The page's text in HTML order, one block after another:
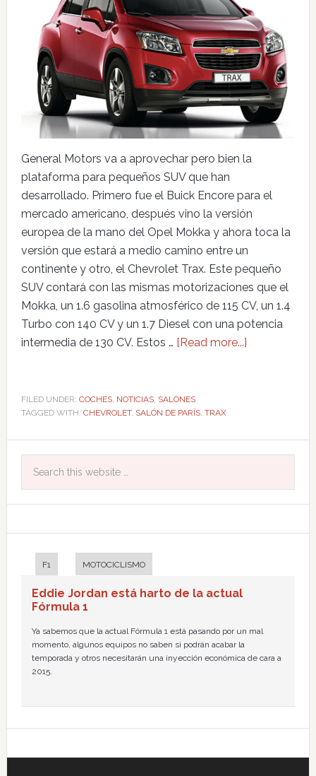
General Motors va a aprovechar pero bien la
plataforma para pequeños SUV que han
desarrollado. Primero fue el Buick Encore para el
mercado americano, después vino la versión
europea de la mano del Opel Mokka y ahora toca la
versión que estará a medio camino entre un
continente y otro, el Chevrolet Trax. Este pequeño
SUV contará con las mismas motorizaciones que el
Mokka, un 1.6 gasolina atmosférico de 115 CV, un 1.4
Turbo con 140 CV y un 1.7 Diesel con una potencia
intermedia de 130 CV. Estos … [Read more...]
FILED UNDER: COCHES, NOTICIAS, SALONES
TAGGED WITH: CHEVROLET, SALÓN DE PARÍS, TRAX
F1 MOTOCICLISMO
Eddie Jordan está harto de la actual
Fórmula 1
Ya sabemos que la actual Fórmula 1 está pasando por un mal
momento, algunos equipos no saben si podrán acabar la
temporada y otros necesitarán una inyección económica de cara a
2015.